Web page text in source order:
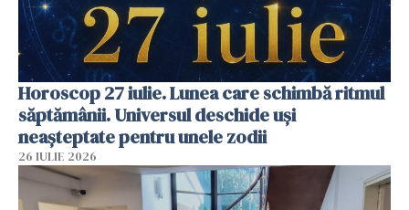
Horoscop 27 iulie. Lunea care schimbă ritmul
săptămânii. Universul deschide uși
neașteptate pentru unele zodii
26 IULIE 2026